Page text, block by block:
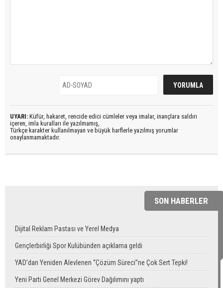
UYARI: Küfür, hakaret, rencide edici cümleler veya imalar, inançlara saldırı
içeren, imla kuralları ile yazılmamış,
Türkçe karakter kullanılmayan ve büyük harflerle yazılmış yorumlar
onaylanmamaktadır.
SON HABERLER
Dijital Reklam Pastası ve Yerel Medya
Gençlerbirliği Spor Kulübünden açıklama geldi
YAD’dan Yeniden Alevlenen “Çözüm Süreci”ne Çok Sert Tepki!
Yeni Parti Genel Merkezi Görev Dağılımını yaptı